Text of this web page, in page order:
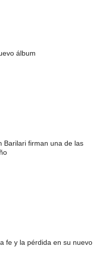
álbum
Barilari firman una de las
fe y la pérdida en su nuevo